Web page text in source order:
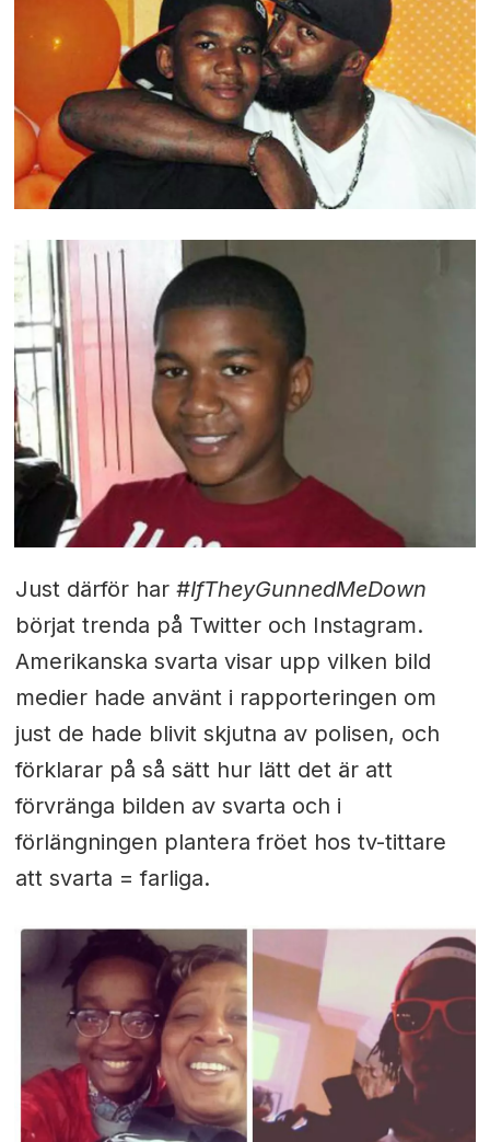
Just därför har #IfTheyGunnedMeDown
börjat trenda på Twitter och Instagram.
Amerikanska svarta visar upp vilken bild
medier hade använt i rapporteringen om
just de hade blivit skjutna av polisen, och
förklarar på så sätt hur lätt det är att
förvränga bilden av svarta och i
förlängningen plantera fröet hos tv-tittare
att svarta = farliga.